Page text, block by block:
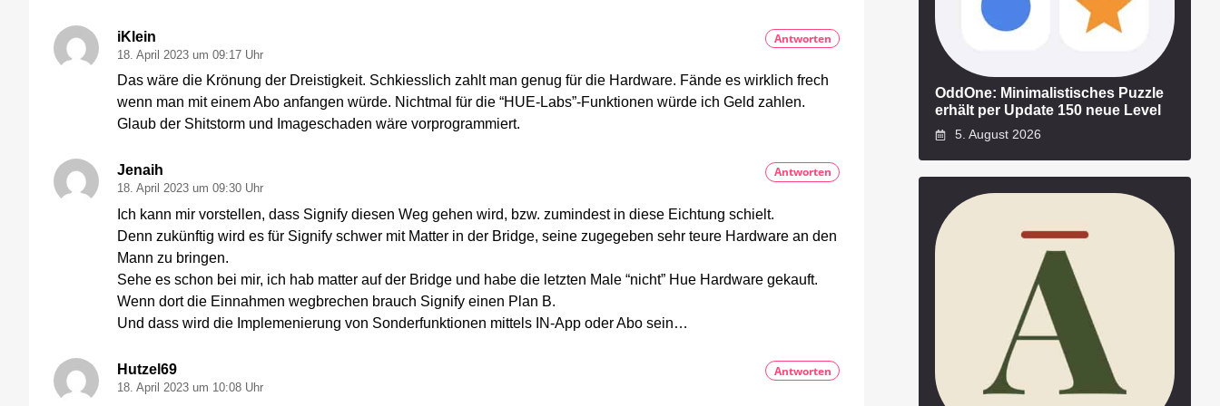
iKlein
18. April 2023 um 09:17 Uhr
Das wäre die Krönung der Dreistigkeit. Schkiesslich zahlt man genug für die Hardware. Fände es wirklich frech
wenn man mit einem Abo anfangen würde. Nichtmal für die “HUE-Labs”-Funktionen würde ich Geld zahlen.
Glaub der Shitstorm und Imageschaden wäre vorprogrammiert.
Antworten
Jenaih
18. April 2023 um 09:30 Uhr
Ich kann mir vorstellen, dass Signify diesen Weg gehen wird, bzw. zumindest in diese Eichtung schielt.
Denn zukünftig wird es für Signify schwer mit Matter in der Bridge, seine zugegeben sehr teure Hardware an den
Mann zu bringen.
Sehe es schon bei mir, ich hab matter auf der Bridge und habe die letzten Male “nicht” Hue Hardware gekauft.
Wenn dort die Einnahmen wegbrechen brauch Signify einen Plan B.
Und dass wird die Implemenierung von Sonderfunktionen mittels IN-App oder Abo sein…
Antworten
Hutzel69
18. April 2023 um 10:08 Uhr
Antworten
OddOne: Minimalistisches Puzzle
erhält per Update 150 neue Level
5. August 2026